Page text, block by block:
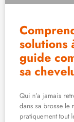
solutions
guide
sa
Qui n’a jamais
dans sa brosse le
pratiquement tout